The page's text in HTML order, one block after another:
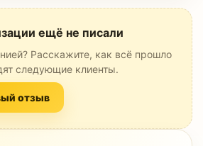
ещё не писали
Расскажите, как всё прошло
следующие клиенты.
отзыв